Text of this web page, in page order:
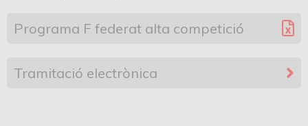
Programa F federat alta competició
Tramitació electrònica